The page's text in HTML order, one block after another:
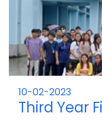
10-02-2023
Third Year